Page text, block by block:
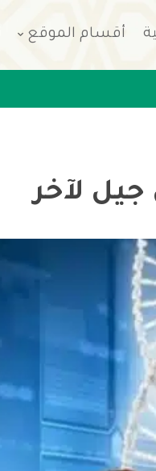
أقسام الموقع
لآخر